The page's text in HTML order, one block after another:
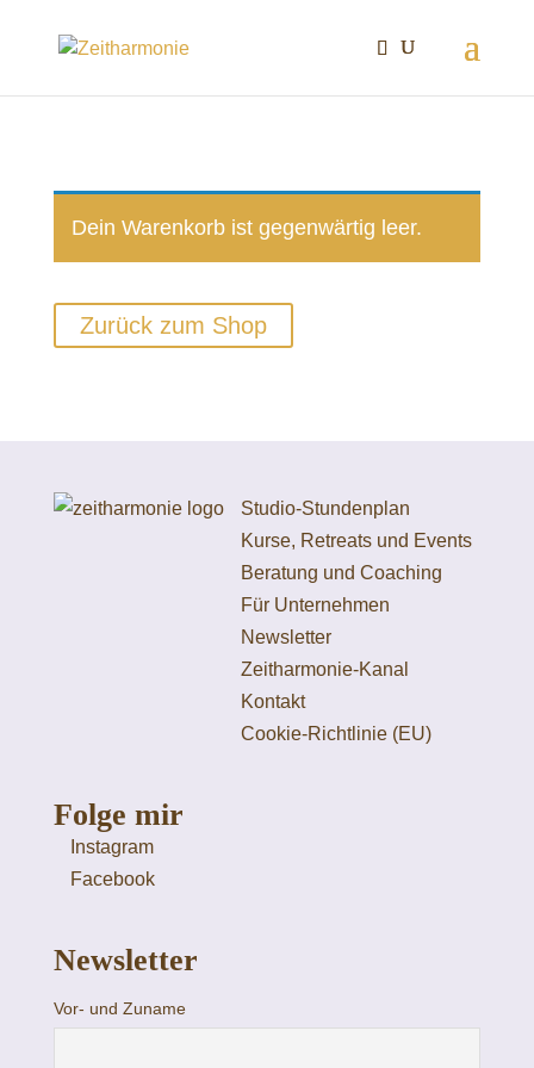
Dein Warenkorb ist gegenwärtig leer.
Zurück zum Shop
Studio-Stundenplan
Kurse, Retreats und Events
Beratung und Coaching
Für Unternehmen
Newsletter
Zeitharmonie-Kanal
Kontakt
Cookie-Richtlinie (EU)
Folge mir
Instagram
Facebook
Newsletter
Vor- und Zuname